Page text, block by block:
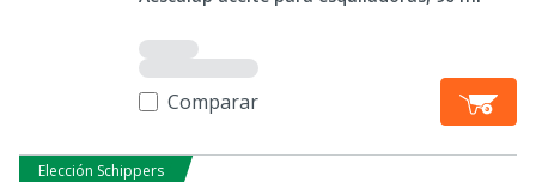
Comparar
Elección Schippers